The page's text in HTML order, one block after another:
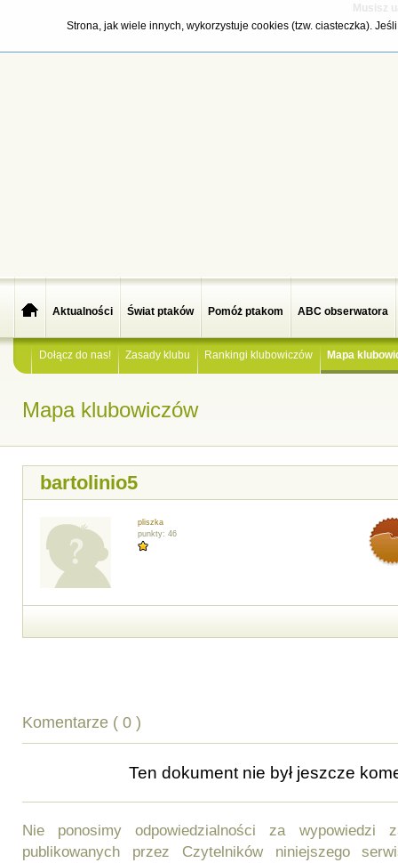
Strona, jak wiele innych, wykorzystuje cookies (tzw. ciasteczka).
Musisz
Aktualności Świat ptaków Pomóż ptakom ABC obserwatora
Dołącz do nas! Zasady klubu Rankingi klubowiczów Mapa
Mapa klubowiczów
bartolinio5
pliszka
punkty: 46
Komentarze ( 0 )
Ten dokument nie był jeszcze
Nie ponosimy odpowiedzialności za wypowiedzi
publikowanych przez Czytelników niniejszego